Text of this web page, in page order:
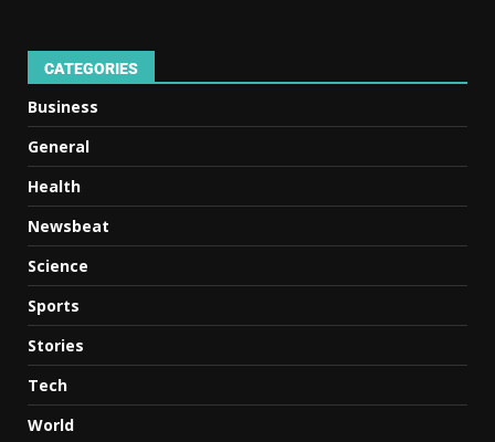
CATEGORIES
Business
General
Health
Newsbeat
Science
Sports
Stories
Tech
World